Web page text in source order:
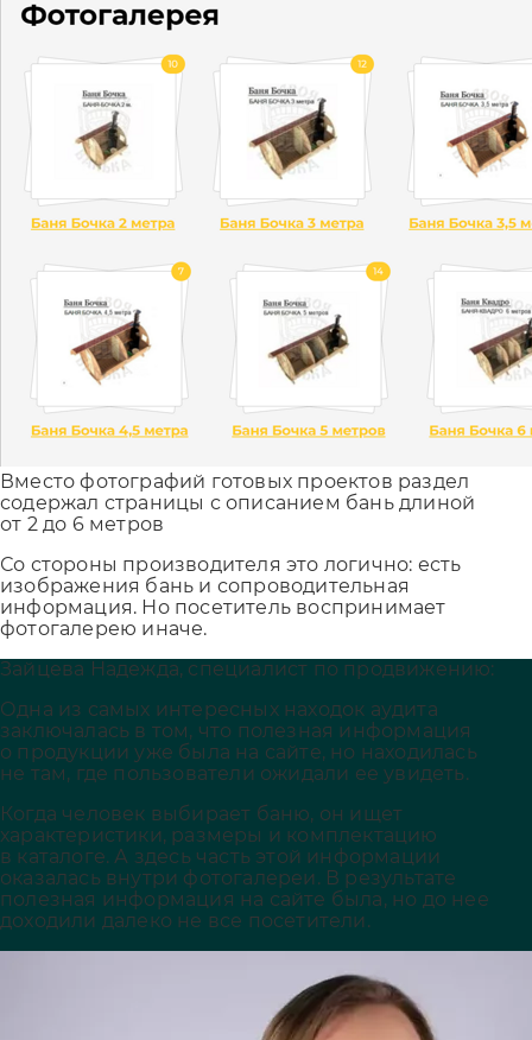
Вместо фотографий готовых проектов раздел
содержал страницы с описанием бань длиной
от 2 до 6 метров
Со стороны производителя это логично: есть
изображения бань и сопроводительная
информация. Но посетитель воспринимает
фотогалерею иначе.
Зайцева Надежда, специалист по продвижению:
Одна из самых интересных находок аудита
заключалась в том, что полезная информация
о продукции уже была на сайте, но находилась
не там, где пользователи ожидали ее увидеть.
Когда человек выбирает баню, он ищет
характеристики, размеры и комплектацию
в каталоге. А здесь часть этой информации
оказалась внутри фотогалереи. В результате
полезная информация на сайте была, но до нее
доходили далеко не все посетители.